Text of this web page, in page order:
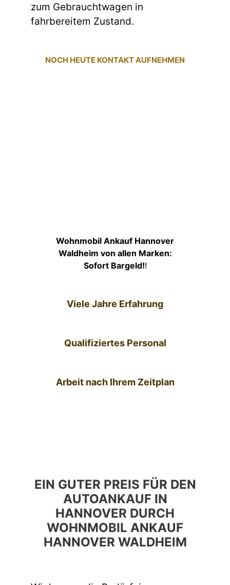
zum Gebrauchtwagen in
fahrbereitem Zustand.
NOCH HEUTE KONTAKT AUFNEHMEN
Wohnmobil Ankauf Hannover
Waldheim von allen Marken:
Sofort Bargeld!!
Viele Jahre Erfahrung
Qualifiziertes Personal
Arbeit nach Ihrem Zeitplan
EIN GUTER PREIS FÜR DEN
AUTOANKAUF IN
HANNOVER DURCH
WOHNMOBIL ANKAUF
HANNOVER WALDHEIM